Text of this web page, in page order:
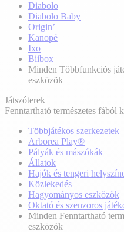
Diabolo
Diabolo Baby
Origin’
Kanopé
Ixo
Biibox
Minden Többfunkciós
eszközök
Játszóterek
Fenntartható természetes fából
Többjátékos szerkezetek
Arborea Play®
Pályák és mászókák
Állatok
Hajók és tengeri
Közlekedés
Hagyományos eszközök
Oktató és szenzoros
Minden Fenntartható
eszközök